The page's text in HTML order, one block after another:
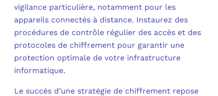
vigilance particulière, notamment pour les
appareils connectés à distance. Instaurez des
procédures de contrôle régulier des accès et des
protocoles de chiffrement pour garantir une
protection optimale de votre infrastructure
informatique.
Le succès d’une stratégie de chiffrement repose